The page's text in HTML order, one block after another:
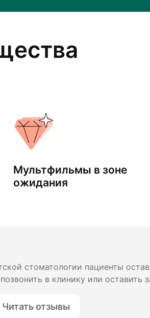
Мультфильмы в зоне
ожидания
стоматологии пациенты
в клинику или оставить
Читать отзывы